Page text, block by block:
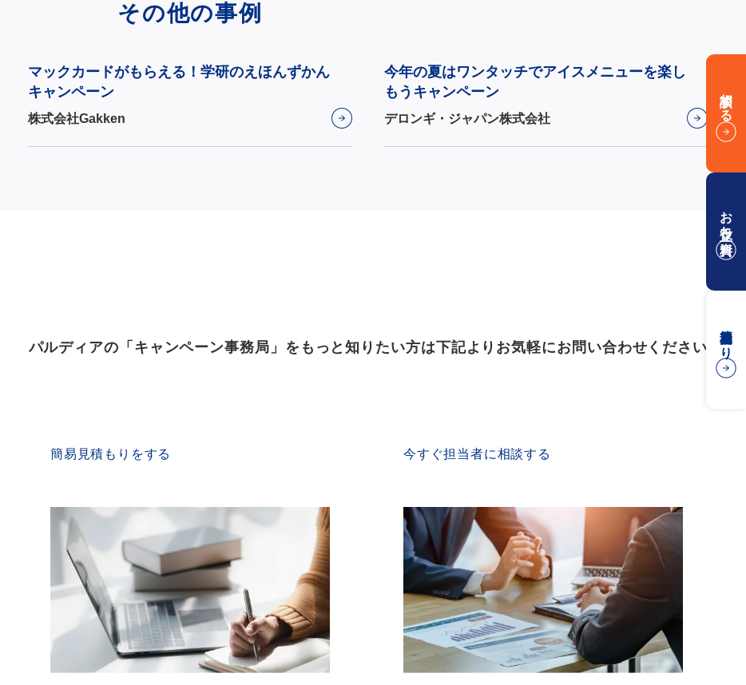
その他の事例
マックカードがもらえる！学研のえほんずかん
キャンペーン
株式会社Gakken
今年の夏はワンタッチでアイスメニューを楽し
もうキャンペーン
デロンギ・ジャパン株式会社
パルディアの「キャンペーン事務局」をもっと知りたい方は下記よりお気軽にお問い合わせください
簡易見積もりをする 今すぐ担当者に相談する
相談する
お役立ち資料
簡易見積もり